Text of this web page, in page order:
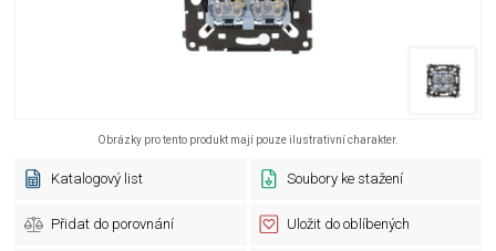
Obrázky pro tento produkt mají pouze ilustrativní charakter.
Katalogový list Soubory ke stažení
Přidat do porovnání Uložit do oblíbených